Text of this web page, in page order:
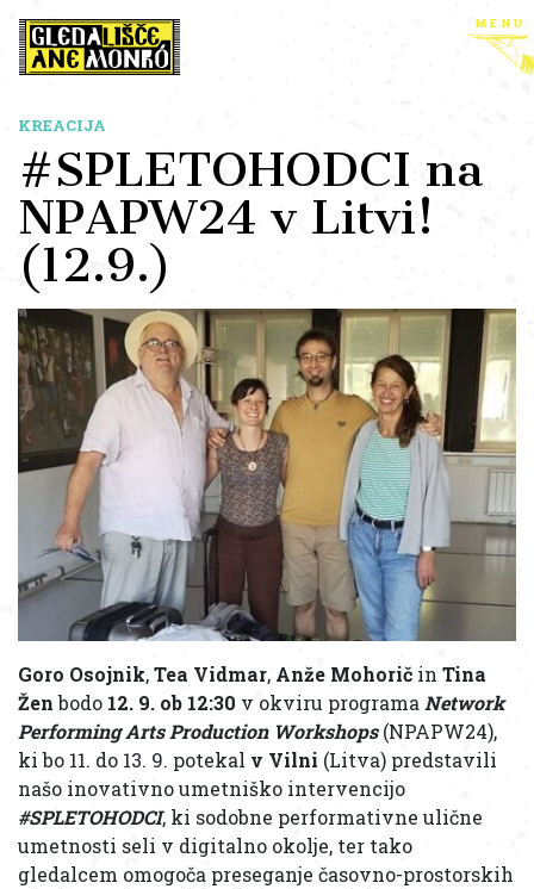
menu
KREACIJA
#SPLETOHODCI na
NPAPW24 v Litvi!
(12.9.)
Goro Osojnik,Tea Vidmar, Anže Mohorič in Tina
Ženbodo 12. 9. ob 12:30 v okviru programaNetwork
Performing Arts Production Workshops (NPAPW24),
ki bo 11. do 13. 9. potekal v Vilni (Litva) predstavili
našo inovativno umetniško intervencijo
#SPLETOHODCI, ki sodobne performativne ulične
umetnosti seli v digitalno okolje, ter tako
gledalcem omogoča preseganje časovno-prostorskih